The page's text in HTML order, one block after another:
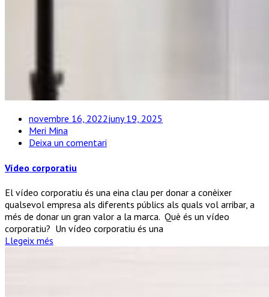
novembre 16, 2022juny 19, 2025
Meri Mina
Deixa un comentari
Vídeo corporatiu
El vídeo corporatiu és una eina clau per donar a conèixer
qualsevol empresa als diferents públics als quals vol arribar, a
més de donar un gran valor a la marca. Què és un vídeo
corporatiu? Un vídeo corporatiu és una
Llegeix més